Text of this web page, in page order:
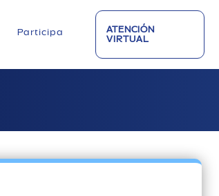
Participa
ATENCIÓN
VIRTUAL